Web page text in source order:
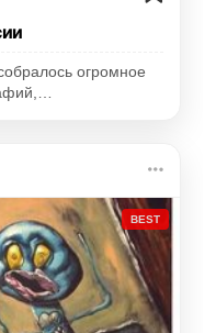
огромное
BEST